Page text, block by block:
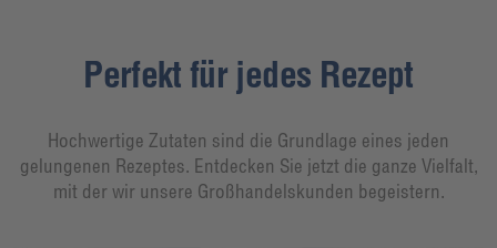
Perfekt für jedes Rezept
Hochwertige Zutaten sind die Grundlage eines jeden
gelungenen Rezeptes. Entdecken Sie jetzt die ganze Vielfalt,
mit der wir unsere Großhandelskunden begeistern.